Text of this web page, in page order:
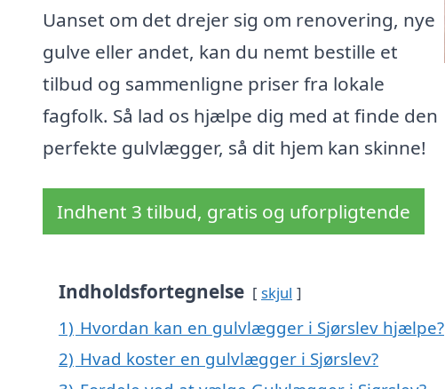
Uanset om det drejer sig om renovering, nye
gulve eller andet, kan du nemt bestille et
tilbud og sammenligne priser fra lokale
fagfolk. Så lad os hjælpe dig med at finde den
perfekte gulvlægger, så dit hjem kan skinne!
Indhent 3 tilbud, gratis og uforpligtende
Indholdsfortegnelse skjul
1) Hvordan kan en gulvlægger i Sjørslev hjælpe?
2) Hvad koster en gulvlægger i Sjørslev?